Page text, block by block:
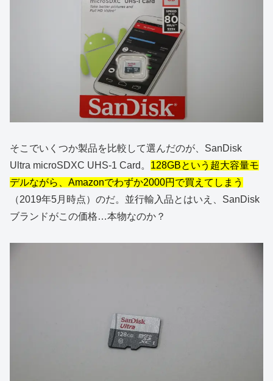
そこでいくつか製品を比較して選んだのが、SanDisk
Ultra microSDXC UHS-1 Card。 128GBという超大容量モ
デルながら、Amazonでわずか2000円で買えてしまう
（2019年5月時点）のだ。並行輸入品とはいえ、SanDisk
ブランドがこの価格…本物なのか？